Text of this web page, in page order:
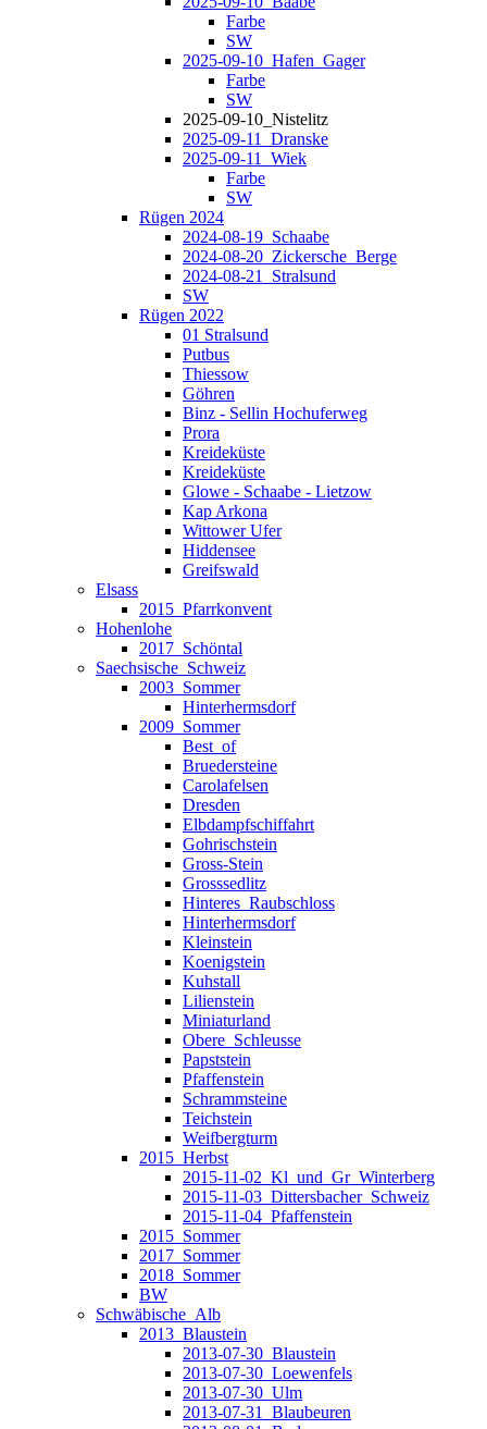
Farbe
SW
2025-09-10_Hafen_Gager
Farbe
SW
2025-09-10_Nistelitz
2025-09-11_Dranske
2025-09-11_Wiek
Farbe
SW
Rügen 2024
2024-08-19_Schaabe
2024-08-20_Zickersche_Berge
2024-08-21_Stralsund
SW
Rügen 2022
01 Stralsund
Putbus
Thiessow
Göhren
Binz - Sellin Hochuferweg
Prora
Kreideküste
Kreideküste
Glowe - Schaabe - Lietzow
Kap Arkona
Wittower Ufer
Hiddensee
Greifswald
Elsass
2015_Pfarrkonvent
Hohenlohe
2017_Schöntal
Saechsische_Schweiz
2003_Sommer
Hinterhermsdorf
2009_Sommer
Best_of
Bruedersteine
Carolafelsen
Dresden
Elbdampfschiffahrt
Gohrischstein
Gross-Stein
Grosssedlitz
Hinteres_Raubschloss
Hinterhermsdorf
Kleinstein
Koenigstein
Kuhstall
Lilienstein
Miniaturland
Obere_Schleusse
Papststein
Pfaffenstein
Schrammsteine
Teichstein
Weifbergturm
2015_Herbst
2015-11-02_Kl_und_Gr_Winterberg
2015-11-03_Dittersbacher_Schweiz
2015-11-04_Pfaffenstein
2015_Sommer
2017_Sommer
2018_Sommer
BW
Schwäbische_Alb
2013_Blaustein
2013-07-30_Blaustein
2013-07-30_Loewenfels
2013-07-30_Ulm
2013-07-31_Blaubeuren